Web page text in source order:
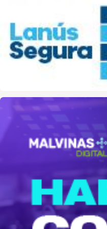
malvinas